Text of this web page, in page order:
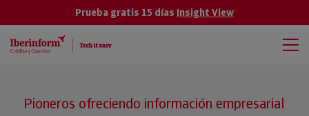
Prueba gratis 15 días Insight View
Pioneros ofreciendo información empresarial